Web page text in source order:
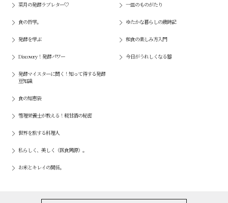
菜月の発酵ラブレター♡
食の哲学。
発酵を学ぶ
Discovery！発酵パワー
発酵マイスターに聞く！知って得する発酵
豆知識
食の知恵袋
管理栄養士が教える！糀甘酒の秘密
世界を旅する料理人
私らしく、美しく（医食同源）。
お米とキレイの関係。
一皿のものがたり
ゆたかな暮らしの歳時記
和食の楽しみ方入門
今日がうれしくなる器